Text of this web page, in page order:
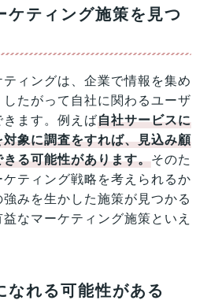
ケティング施策を見つ
ィングは、企業で情報を集め
たがって自社に関わるユーザ
きます。例えば自社サービスに
象に調査をすれば、見込み顧
る可能性があります。そのた
ティング戦略を考えられるか
みを生かした施策が見つかる
なマーケティング施策といえ
なれる可能性がある